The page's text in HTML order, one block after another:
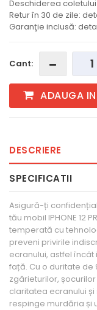
Deschiderea
Retur în 30 de zile:
Garanţie inclusă:
Cant:
ADAUGA
DESCRIERE
SPECIFICATII
Asigură-ți
tău mobil IPHONE 12
temperată cu
preveni privirile
ecranului, astfel
față. Cu o duritate
zgârieturilor,
claritatea ecranului
respinge murdăria și